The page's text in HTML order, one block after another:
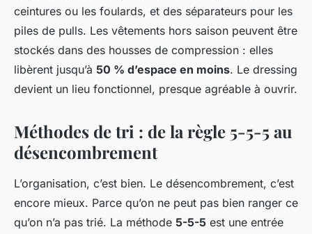
ceintures ou les foulards, et des séparateurs pour les
piles de pulls. Les vêtements hors saison peuvent être
stockés dans des housses de compression : elles
libèrent jusqu’à 50 % d’espace en moins. Le dressing
devient un lieu fonctionnel, presque agréable à ouvrir.
Méthodes de tri : de la règle 5-5-5 au
désencombrement
L’organisation, c’est bien. Le désencombrement, c’est
encore mieux. Parce qu’on ne peut pas bien ranger ce
qu’on n’a pas trié. La méthode 5-5-5 est une entrée